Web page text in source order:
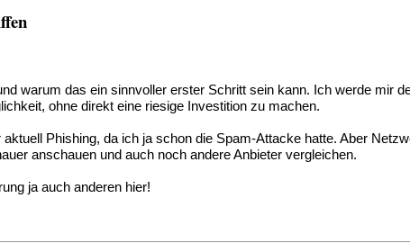
warum das ein sinnvoller erster Schritt sein kann. Ich werde mir
ohne direkt eine riesige Investition zu machen.
Phishing, da ich ja schon die Spam-Attacke hatte. Aber
anschauen und auch noch andere Anbieter vergleichen.
ja auch anderen hier!